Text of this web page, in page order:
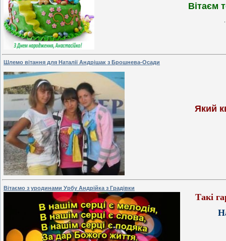
Вітаєм
Шлемо вітання для Наталії Андрішак з Брошнева-Осади
Який
Вітаємо з уродинами Урбу Андрійка з Градівки
Такі